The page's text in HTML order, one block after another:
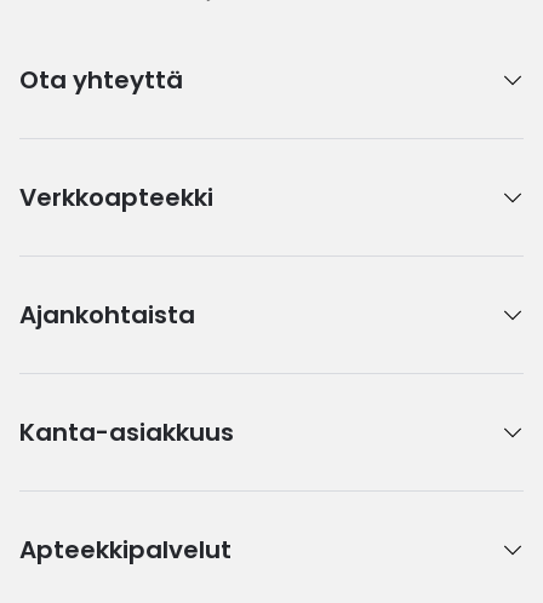
Ota yhteyttä
Verkkoapteekki
Ajankohtaista
Kanta-asiakkuus
Apteekkipalvelut